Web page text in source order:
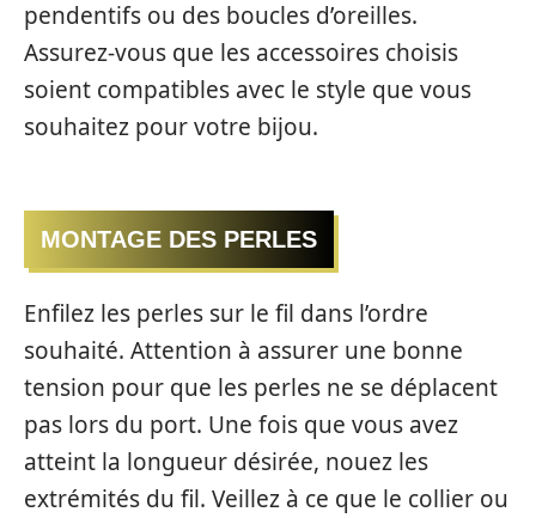
pendentifs ou des boucles d’oreilles.
Assurez-vous que les accessoires choisis
soient compatibles avec le style que vous
souhaitez pour votre bijou.
MONTAGE DES PERLES
Enfilez les perles sur le fil dans l’ordre
souhaité. Attention à assurer une bonne
tension pour que les perles ne se déplacent
pas lors du port. Une fois que vous avez
atteint la longueur désirée, nouez les
extrémités du fil. Veillez à ce que le collier ou